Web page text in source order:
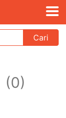
Cari
(0)